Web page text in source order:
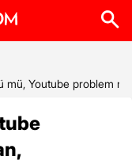
mü, Youtube problem